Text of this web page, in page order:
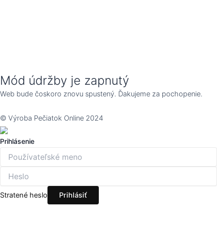
Mód údržby je zapnutý
Web bude čoskoro znovu spustený. Ďakujeme za pochopenie.
© Výroba Pečiatok Online 2024
Prihlásenie
Stratené heslo